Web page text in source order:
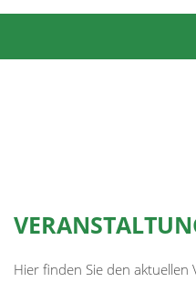
Hier finden Sie den